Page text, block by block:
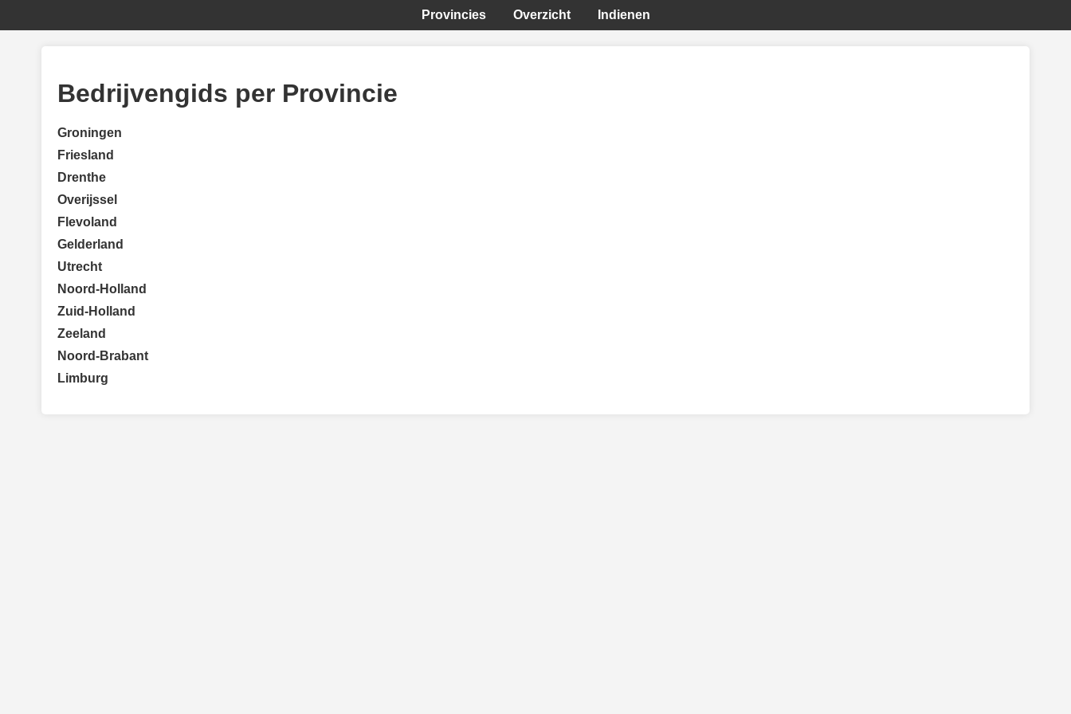
Provincies Overzicht Indienen
Bedrijvengids per Provincie
Groningen
Friesland
Drenthe
Overijssel
Flevoland
Gelderland
Utrecht
Noord-Holland
Zuid-Holland
Zeeland
Noord-Brabant
Limburg